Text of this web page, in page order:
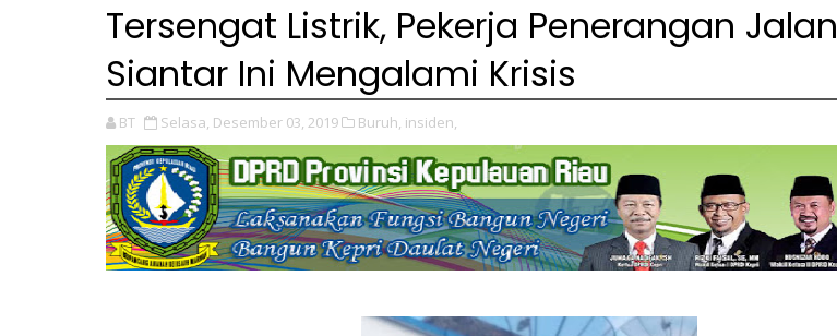
Tersengat Listrik, Pekerja Penerangan Jalan
Siantar Ini Mengalami Krisis
BT Selasa, Desember 03, 2019 Buruh, insiden,